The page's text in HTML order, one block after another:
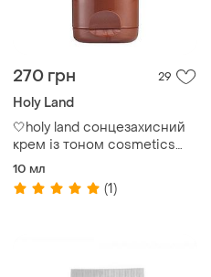
270 грн 29
Holy Land
🤍holy land сонцезахисний
крем із тоном cosmetics
sunbrella ❕spf 30 ❕demi
make-up
10 мл
(1)